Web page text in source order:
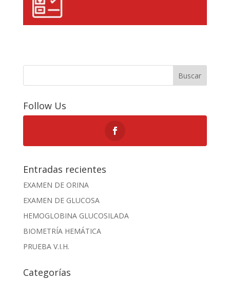
Buscar
Follow Us
Entradas recientes
EXAMEN DE ORINA
EXAMEN DE GLUCOSA
HEMOGLOBINA GLUCOSILADA
BIOMETRÍA HEMÁTICA
PRUEBA V.I.H.
Categorías